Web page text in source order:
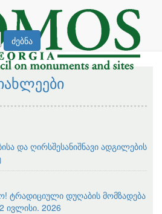
ძებნა
და ღირსშესანიშნავი ადგილების
ტრადიციული დუღაბის მომზადება
ივლისი. 2026